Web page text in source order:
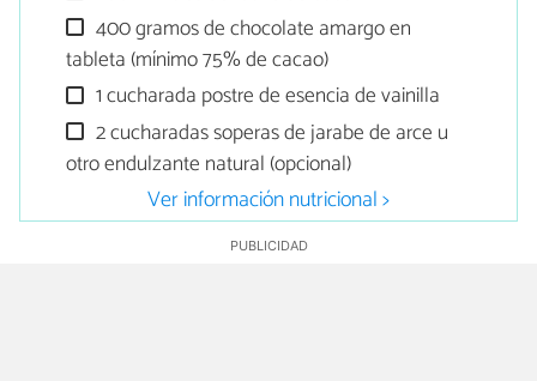
400 gramos de chocolate amargo en
tableta (mínimo 75% de cacao)
1 cucharada postre de esencia de vainilla
2 cucharadas soperas de jarabe de arce u
otro endulzante natural (opcional)
Ver información nutricional >